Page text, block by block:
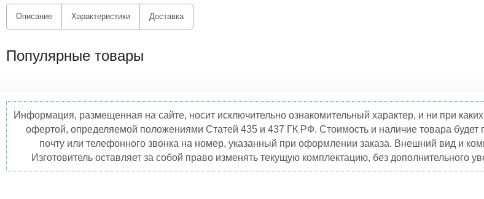
Описание Характеристики Доставка
Популярные товары
Информация, размещенная на сайте, носит исключительно ознакомительный характер, и ни при
офертой, определяемой положениями Статей 435 и 437 ГК РФ. Стоимость и наличие товара
почту или телефонного звонка на номер, указанный при оформлении заказа. Внешний вид и
Изготовитель оставляет за собой право изменять текущую комплектацию, без дополнительного